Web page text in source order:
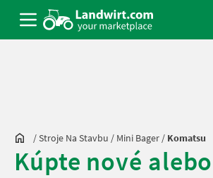
/Stroje Na Stavbu / Mini Bager / Komatsu
Kúpte nové